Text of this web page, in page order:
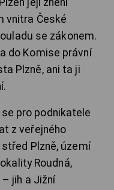
její znění
vnitra České
se zákonem.
do Komise právní
Plzně, ani ta ji
pro podnikatele
z veřejného
Plzně, území
Roudná,
jih a Jižní